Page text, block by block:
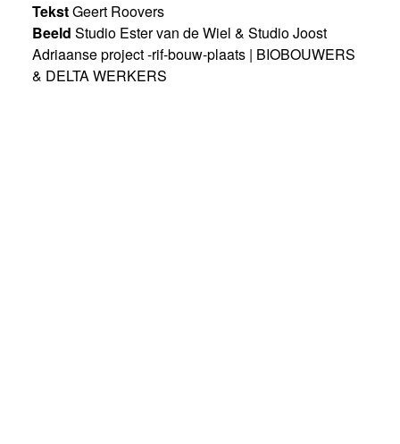
TekstGeert Roovers
Beeld Studio Ester van de Wiel & Studio Joost
Adriaanse project -rif-bouw-plaats | BIOBOUWERS
& DELTA WERKERS